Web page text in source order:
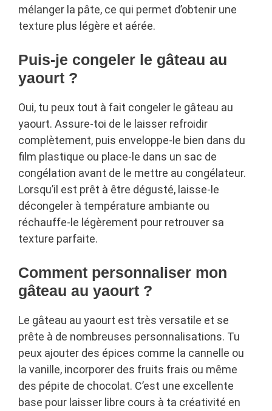
mélanger la pâte, ce qui permet d’obtenir une
texture plus légère et aérée.
Puis-je congeler le gâteau au
yaourt ?
Oui, tu peux tout à fait congeler le gâteau au
yaourt. Assure-toi de le laisser refroidir
complètement, puis enveloppe-le bien dans du
film plastique ou place-le dans un sac de
congélation avant de le mettre au congélateur.
Lorsqu’il est prêt à être dégusté, laisse-le
décongeler à température ambiante ou
réchauffe-le légèrement pour retrouver sa
texture parfaite.
Comment personnaliser mon
gâteau au yaourt ?
Le gâteau au yaourt est très versatile et se
prête à de nombreuses personnalisations. Tu
peux ajouter des épices comme la cannelle ou
la vanille, incorporer des fruits frais ou même
des pépite de chocolat. C’est une excellente
base pour laisser libre cours à ta créativité en